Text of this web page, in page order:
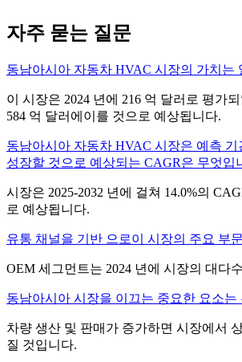
자주 묻는 질문
동남아시아 자동차 HVAC 시장의 가치는
이 시장은 2024 년에 216 억 달러로 평가되
584 억 달러에이를 것으로 예상됩니다.
동남아시아 자동차 HVAC 시장은 예측 기
성장할 것으로 예상되는 CAGR은 무엇입
시장은 2025-2032 년에 걸쳐 14.0%의
로 예상됩니다.
유통 채널을 기반 으로이 시장의 주요 부
OEM 세그먼트는 2024 년에 시장의 대다
동남아시아 시장을 이끄는 중요한 요소는
차량 생산 및 판매가 증가하면 시장에서
질 것입니다.